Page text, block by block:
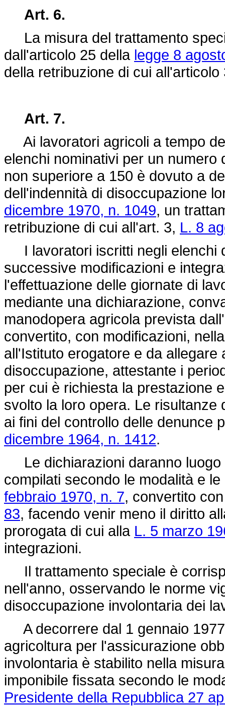
Art. 6.
La misura del trattamento
dall'articolo 25 della legge 8
della retribuzione di cui
Art. 7.
Ai lavoratori agricoli a tempo
elenchi nominativi per un
non superiore a 150 è dovuto a
dell'indennità di disoccupazione
dicembre 1970, n. 1049, un
retribuzione di cui all'art. 3, L. 8
I lavoratori iscritti negli elenchi
successive modificazioni e
l'effettuazione delle giornate di
mediante una dichiarazione,
manodopera agricola prevista
convertito, con modificazioni,
all'Istituto erogatore e da
disoccupazione, attestante i
per cui è richiesta la prestazione
svolto la loro opera. Le risultanze
ai fini del controllo delle denunce
dicembre 1964, n. 1412.
Le dichiarazioni daranno luogo
compilati secondo le modalità e
febbraio 1970, n. 7, convertito
83, facendo venir meno il diritto
prorogata di cui alla L. 5 marzo
integrazioni.
Il trattamento speciale è
nell'anno, osservando le norme
disoccupazione involontaria dei
A decorrere dal 1 gennaio
agricoltura per l'assicurazione
involontaria è stabilito nella
imponibile fissata secondo le
Presidente della Repubblica 27